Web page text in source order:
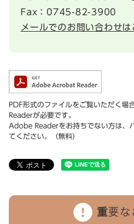
Fax：0745-82-3900
メールでのお問い合わせは
PDF形式のファイルをご覧いただく
Readerが必要です。
Adobe Readerをお持ちでない方は、
てください。（無料）
重要な